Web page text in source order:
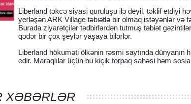
Liberland təkcə siyasi quruluşu ilə deyil, təklif etdiyi
yerləşən ARK Village təbiətlə bir olmaq istəyənlər və
Burada ziyarətçilər tədbirlərdən tutmuş təbiət
qədər bir çox şeylər yaşaya bilərlər.
Liberland hökuməti ölkənin rəsmi saytında
edir. Maraqlılar üçün bu kiçik torpaq sahəsi həm
XƏBƏRLƏR